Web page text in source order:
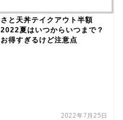
さと天丼テイクアウト半額
2022夏はいつからいつまで？
お得すぎるけど注意点
2022年7月25日